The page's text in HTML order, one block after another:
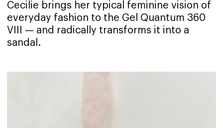
Cecilie brings her typical feminine vision of
everyday fashion to the Gel Quantum 360
VIII — and radically transforms it into a
sandal.